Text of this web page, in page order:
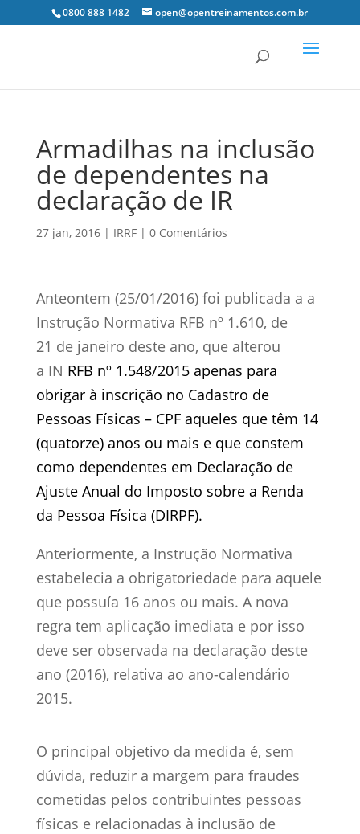
0800 888 1482 open@opentreinamentos.com.br
Armadilhas na inclusão
de dependentes na
declaração de IR
27 jan, 2016| IRRF| 0 Comentários
Anteontem (25/01/2016) foi publicada a a
Instrução Normativa RFB nº 1.610, de
21 de janeiro deste ano, que alterou
a IN RFB nº 1.548/2015 apenas para
obrigar à inscrição no Cadastro de
Pessoas Físicas – CPF aqueles que têm 14
(quatorze) anos ou mais e que constem
como dependentes em Declaração de
Ajuste Anual do Imposto sobre a Renda
da Pessoa Física (DIRPF).
Anteriormente, a Instrução Normativa
estabelecia a obrigatoriedade para aquele
que possuía 16 anos ou mais. A nova
regra tem aplicação imediata e por isso
deve ser observada na declaração deste
ano (2016), relativa ao ano-calendário
2015.
O principal objetivo da medida é, sem
dúvida, reduzir a margem para fraudes
cometidas pelos contribuintes pessoas
físicas e relacionadas à inclusão de